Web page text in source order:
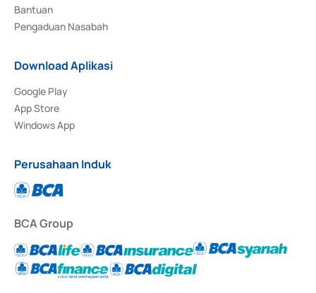
Bantuan
Pengaduan Nasabah
Download Aplikasi
Google Play
App Store
Windows App
Perusahaan Induk
BCA Group